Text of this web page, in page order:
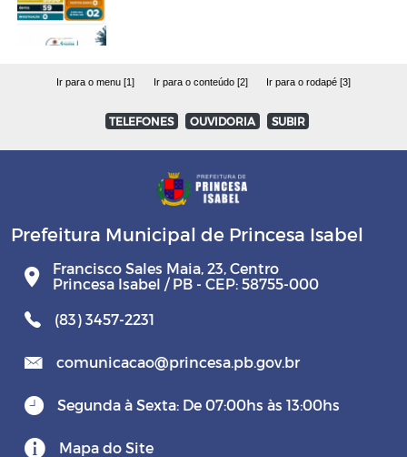
Ir para o menu [1] Ir para o conteúdo [2] Ir para o rodapé [3]
TELEFONES OUVIDORIA SUBIR
Prefeitura Municipal de Princesa Isabel
Francisco Sales Maia, 23, Centro
Princesa Isabel / PB - CEP: 58755-000
(83) 3457-2231
comunicacao@princesa.pb.gov.br
Segunda à Sexta: De 07:00hs às 13:00hs
Mapa do Site